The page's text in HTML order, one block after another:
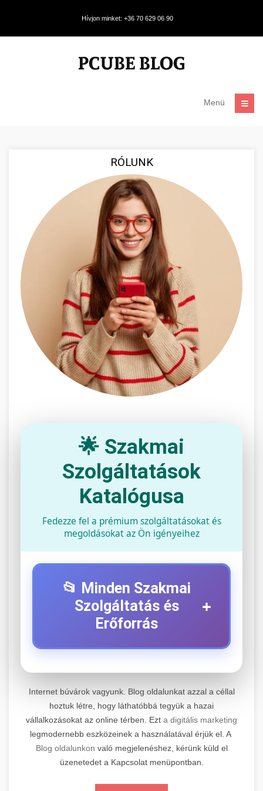
Hívjon minket: +36 70 629 06 90
Menü
RÓLUNK
🌟 Szakmai
Szolgáltatások
Katalógusa
Fedezze fel a prémium szolgáltatásokat és
megoldásokat az Ön igényeihez
📂 Minden Szakmai
Szolgáltatás és
Erőforrás
+
+
Professzionális elektromos roller javítási és
karbantartási szolgáltatások. Szakértő
technikusaink minőségi szervízt nyújtanak
minden jelentős márkához és modellhez.
Szervizközpont Látogatása
📊 2. Online Marketing
Ügynökség
+
Átfogó online marketing szolgáltatások,
beleértve a SEO-t, közösségi média kezelést és
Internet búvárok vagyunk. Blog oldalunkat azzal a céllal
hoztuk létre, hogy láthatóbbá tegyük a hazai
vállalkozásokat az online térben. Ezt a digitális marketing
legmodernebb eszközeinek a használatával érjük el. A
Blog oldalunkon való megjelenéshez, kérünk küld el
üzenetedet a Kapcsolat menüpontban.